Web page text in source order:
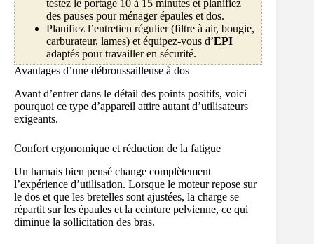
testez le portage 10 à 15 minutes et planifiez
des pauses pour ménager épaules et dos.
Planifiez l’entretien régulier (filtre à air, bougie,
carburateur, lames) et équipez-vous d’EPI
adaptés pour travailler en sécurité.
Avantages d’une débroussailleuse à dos
Avant d’entrer dans le détail des points positifs, voici
pourquoi ce type d’appareil attire autant d’utilisateurs
exigeants.
Confort ergonomique et réduction de la fatigue
Un harnais bien pensé change complètement
l’expérience d’utilisation. Lorsque le moteur repose sur
le dos et que les bretelles sont ajustées, la charge se
répartit sur les épaules et la ceinture pelvienne, ce qui
diminue la sollicitation des bras.